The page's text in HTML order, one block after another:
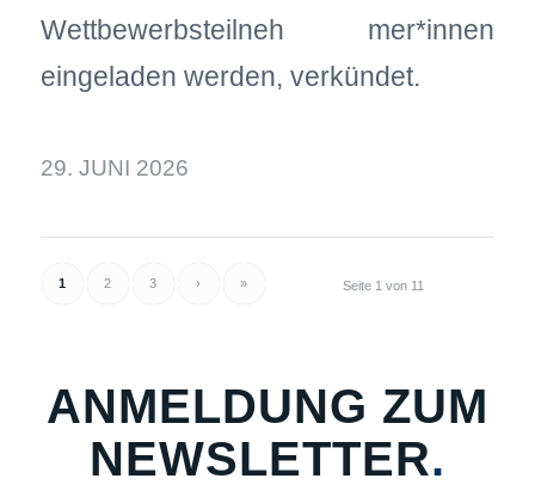
Wettbewerbsteilneh mer*innen
eingeladen werden, verkündet.
29. JUNI 2026
Seite 1 von 11
1 2 3 › »
ANMELDUNG ZUM
NEWSLETTER.